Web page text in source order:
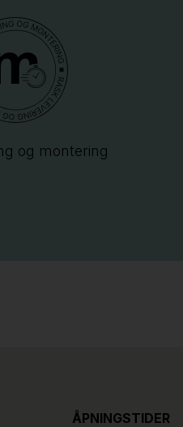
og montering
ÅPNINGSTIDER